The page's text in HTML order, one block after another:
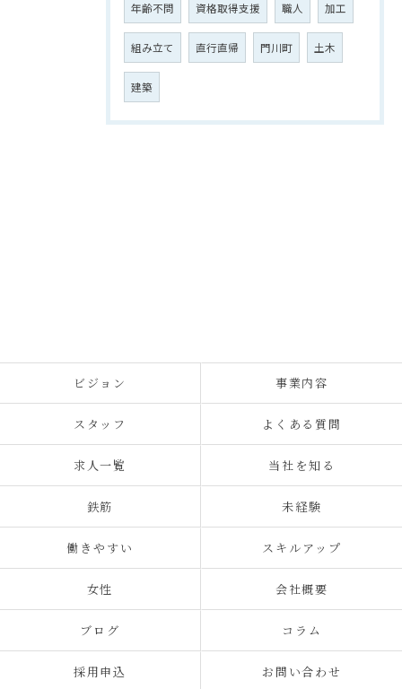
年齢不問 資格取得支援 職人 加工
組み立て 直行直帰 門川町 土木
建築
ビジョン 事業内容
スタッフ よくある質問
求人一覧 当社を知る
鉄筋 未経験
働きやすい スキルアップ
女性 会社概要
ブログ コラム
採用申込 お問い合わせ